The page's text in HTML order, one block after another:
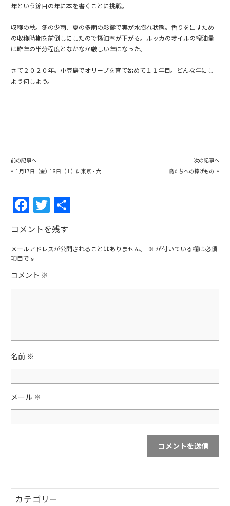
年という節目の年に本を書くことに挑戦。
収穫の秋。冬の少雨、夏の多雨の影響で実が水膨れ状態。香りを出すため
の収穫時期を前倒しにしたので搾油率が下がる。ルッカのオイルの搾油量
は昨年の半分程度となかなか厳しい年になった。
さて２０２０年。小豆島でオリーブを育て始めて１１年目。どんな年にし
よう何しよう。
前の記事へ
« 1月17日（金）18日（土）に東京・六
本木ヒルズでオイルを販売します。
次の記事へ
鳥たちへの捧げもの »
F
a
c
e
b
o
T
w
itt
er
コメントを残す
メールアドレスが公開されることはありません。 ※ が付いている欄は必須
項目です
コメント ※
名前 ※
メール ※
カテゴリー